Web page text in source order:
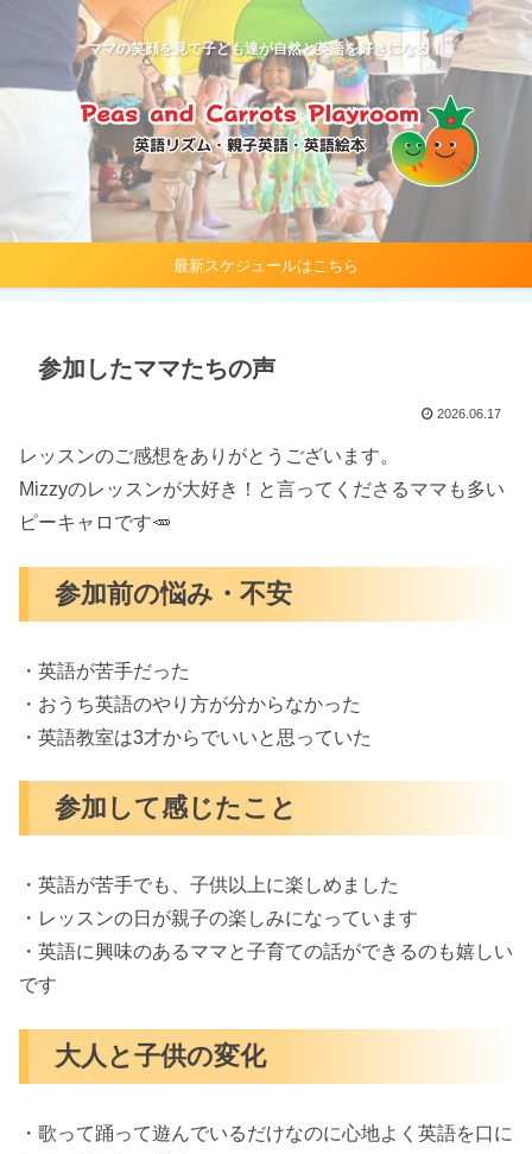
ママの笑顔を見て子ども達が自然と英語を好きになる！
最新スケジュールはこちら
参加したママたちの声
2026.06.17
レッスンのご感想をありがとうございます。
Mizzyのレッスンが大好き！と言ってくださるママも多い
ピーキャロです🥕
参加前の悩み・不安
・英語が苦手だった
・おうち英語のやり方が分からなかった
・英語教室は3才からでいいと思っていた
参加して感じたこと
・英語が苦手でも、子供以上に楽しめました
・レッスンの日が親子の楽しみになっています
・英語に興味のあるママと子育ての話ができるのも嬉しい
です
大人と子供の変化
・歌って踊って遊んでいるだけなのに心地よく英語を口に